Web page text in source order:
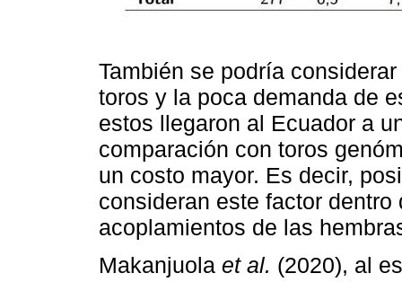
También se podría
toros y la poca demanda de
estos llegaron al Ecuador a
comparación con toros
un costo mayor. Es decir,
consideran este factor
acoplamientos de las
Makanjuola et al. (2020), al